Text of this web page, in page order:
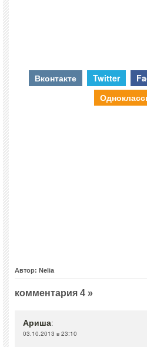
Вконтакте Twitter
Автор: Nelia
комментария 4 »
Ариша:
03.10.2013 в 23:10